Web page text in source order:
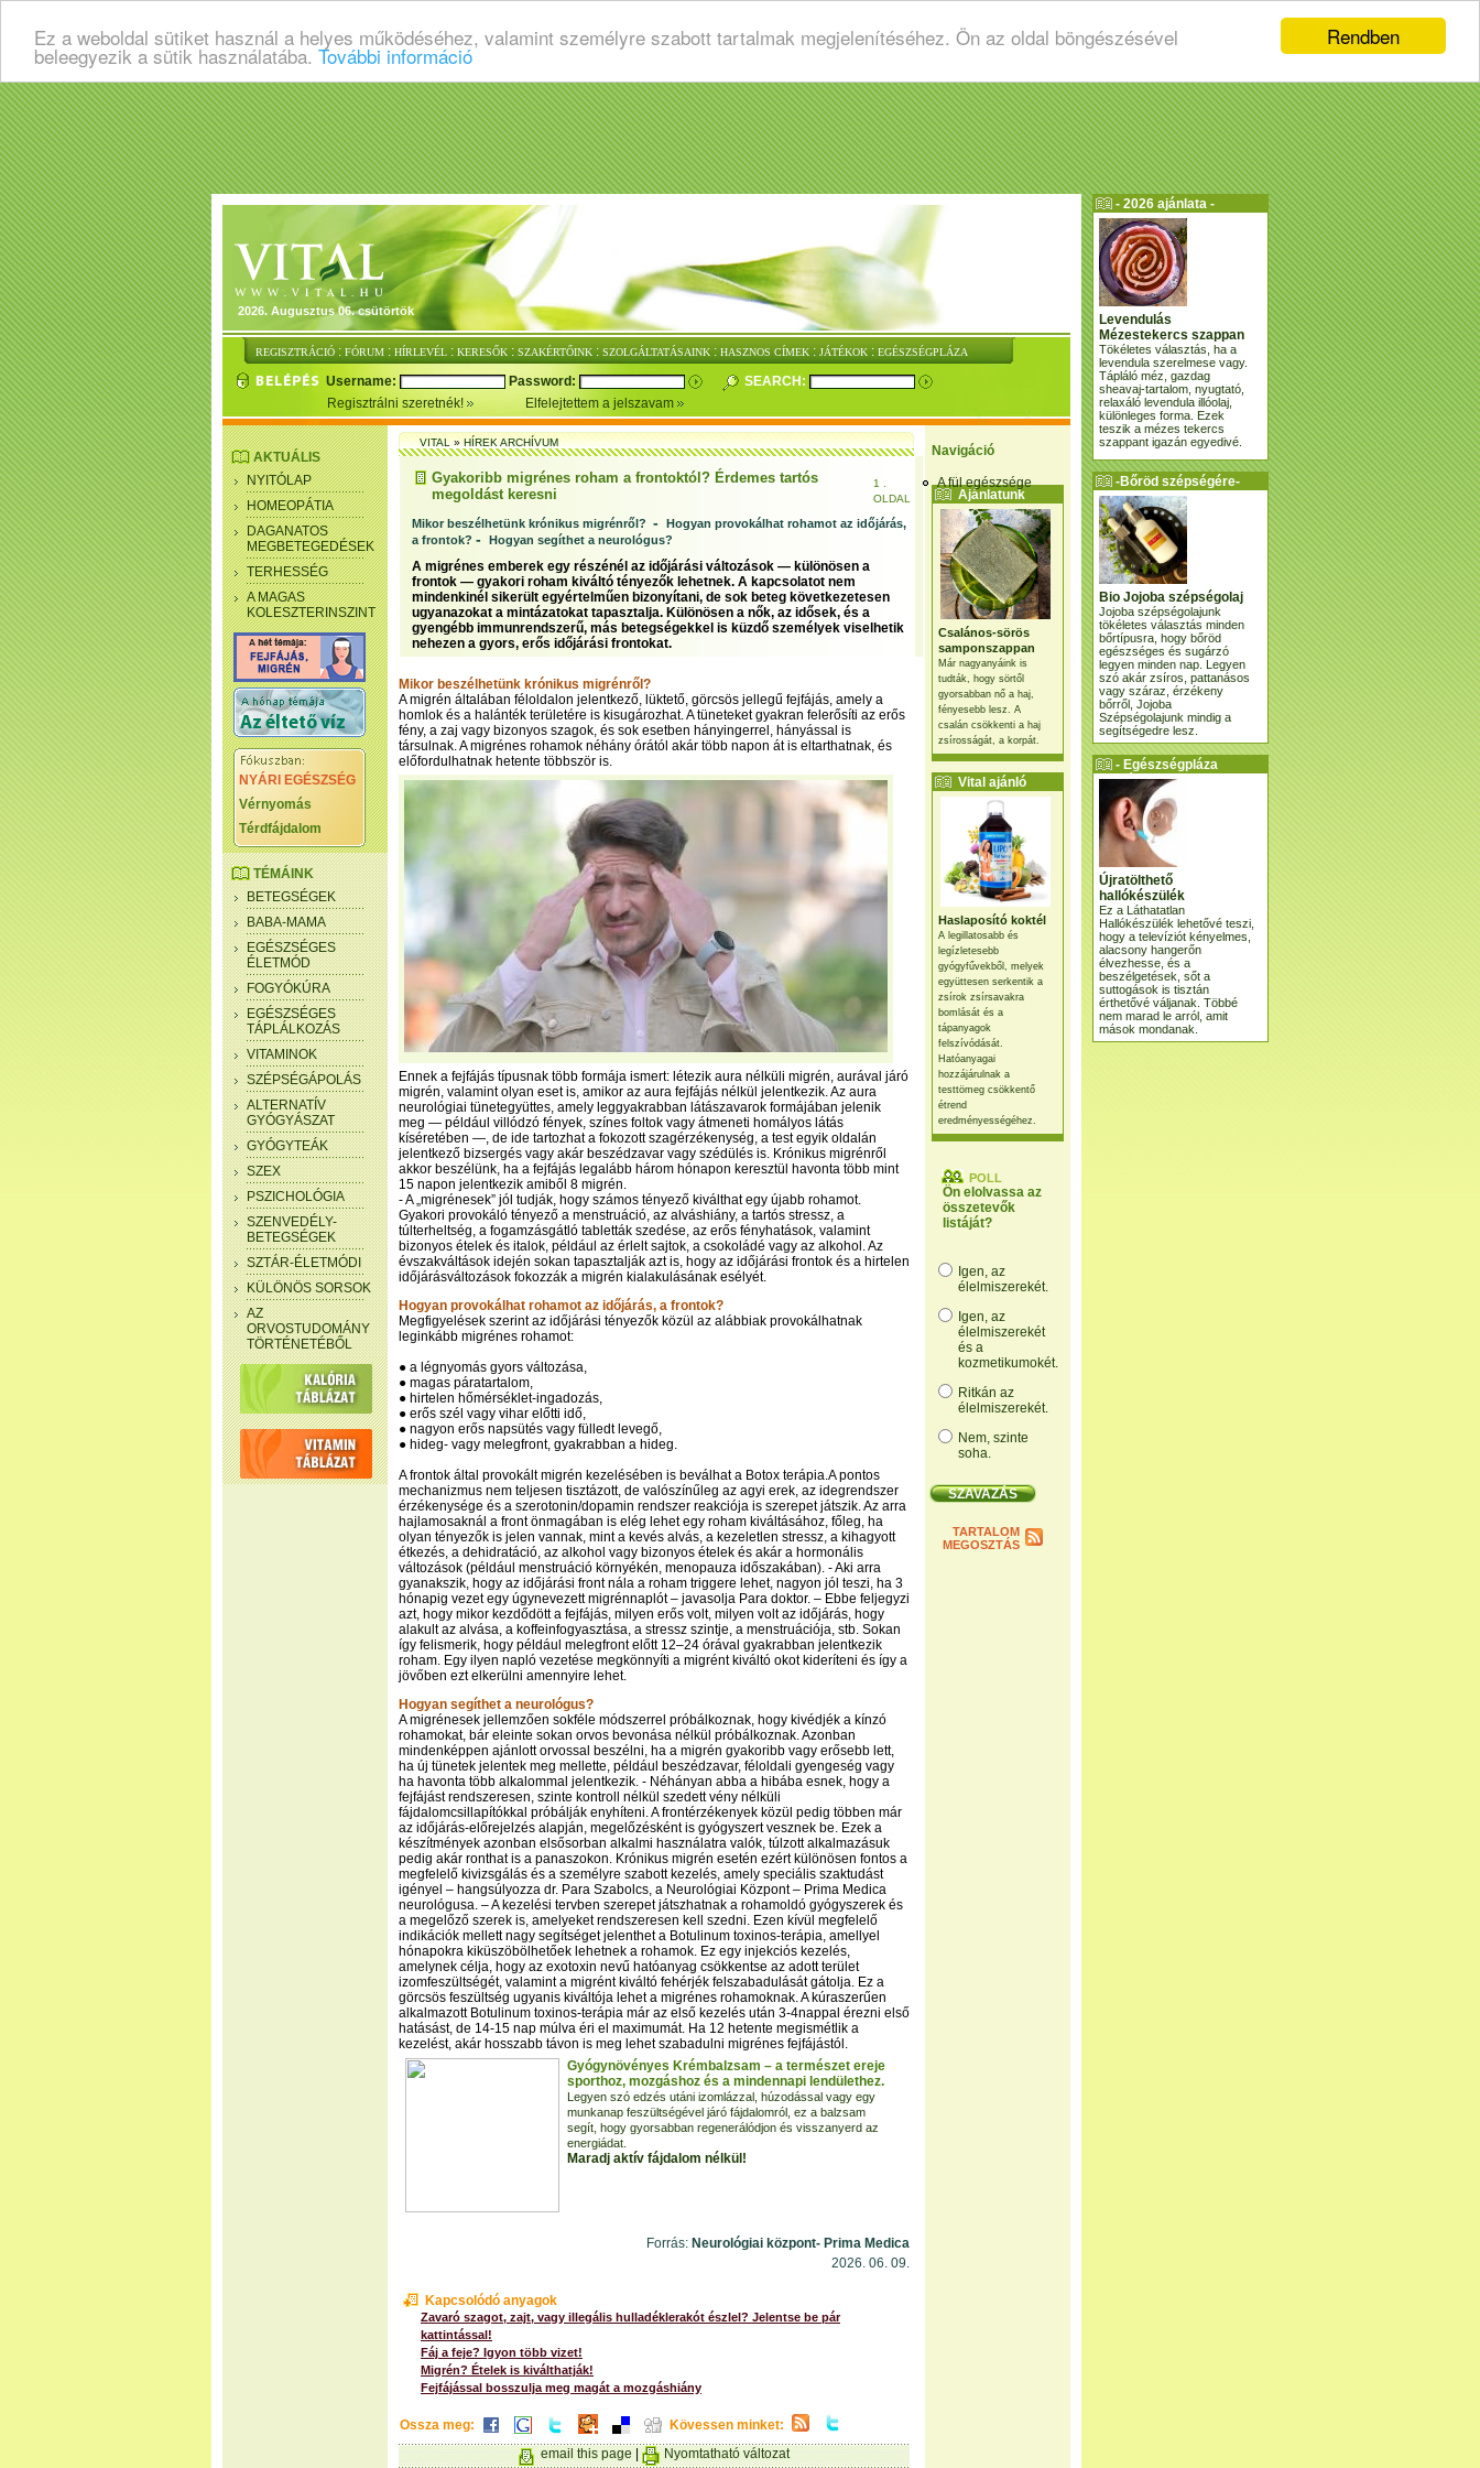
Rendben
Ez a weboldal sütiket használ a helyes működéséhez, valamint személyre szabott tartalmak megjelenítéséhez. Ön az oldal böngészésével
beleegyezik a sütik használatába. További információ
2026. Augusztus 06. csütörtök
REGISZTRÁCIÓ : FÓRUM : HÍRLEVÉL : KERESŐK : SZAKÉRTŐINK : SZOLGÁLTATÁSAINK : HASZNOS CÍMEK : JÁTÉKOK : EGÉSZSÉGPLÁZA
Username: Password:
SEARCH:
Regisztrálni szeretnék!
Elfelejtettem a jelszavam
Navigáció
A fül egészsége
Ajánlatunk
Csalános-sörös
samponszappan
Már nagyanyáink is
tudták, hogy sörtől
gyorsabban nő a haj,
fényesebb lesz. A
csalán csökkenti a haj
zsírosságát, a korpát.
Vital ajánló
Haslaposító koktél
A legillatosabb és
legízletesebb
gyógyfűvekből, melyek
együttesen serkentik a
zsírok zsírsavakra
bomlását és a
tápanyagok
felszívódását.
Hatóanyagai
hozzájárulnak a
testtömeg csökkentő
étrend
eredményességéhez.
POLL
Ön elolvassa az
összetevők
listáját?
Igen, az
élelmiszerekét.
Igen, az
élelmiszerekét
és a
kozmetikumokét.
Ritkán az
élelmiszerekét.
Nem, szinte
soha.
TARTALOM
MEGOSZTÁS
AKTUÁLIS
NYITÓLAP
HOMEOPÁTIA
DAGANATOS
MEGBETEGEDÉSEK
TERHESSÉG
A MAGAS
KOLESZTERINSZINT
NYÁRI EGÉSZSÉG
Vérnyomás
Térdfájdalom
TÉMÁINK
BETEGSÉGEK
BABA-MAMA
EGÉSZSÉGES
ÉLETMÓD
FOGYÓKÚRA
EGÉSZSÉGES
TÁPLÁLKOZÁS
VITAMINOK
SZÉPSÉGÁPOLÁS
ALTERNATÍV
GYÓGYÁSZAT
GYÓGYTEÁK
SZEX
PSZICHOLÓGIA
SZENVEDÉLY-
BETEGSÉGEK
SZTÁR-ÉLETMÓDI
KÜLÖNÖS SORSOK
AZ
ORVOSTUDOMÁNY
TÖRTÉNETÉBŐL
VITAL»HÍREK ARCHÍVUM
Gyakoribb migrénes roham a frontoktól? Érdemes tartós
megoldást keresni
1 .
OLDAL
Mikor beszélhetünk krónikus migrénről? - Hogyan provokálhat rohamot az időjárás,
a frontok? - Hogyan segíthet a neurológus?
A migrénes emberek egy részénél az időjárási változások — különösen a
frontok — gyakori roham kiváltó tényezők lehetnek. A kapcsolatot nem
mindenkinél sikerült egyértelműen bizonyítani, de sok beteg következetesen
ugyanazokat a mintázatokat tapasztalja. Különösen a nők, az idősek, és a
gyengébb immunrendszerű, más betegségekkel is küzdő személyek viselhetik
nehezen a gyors, erős időjárási frontokat.
Mikor beszélhetünk krónikus migrénről?
A migrén általában féloldalon jelentkező, lüktető, görcsös jellegű fejfájás, amely a
homlok és a halánték területére is kisugározhat. A tüneteket gyakran felerősíti az erős
fény, a zaj vagy bizonyos szagok, és sok esetben hányingerrel, hányással is
társulnak. A migrénes rohamok néhány órától akár több napon át is eltarthatnak, és
előfordulhatnak hetente többször is.
Ennek a fejfájás típusnak több formája ismert: létezik aura nélküli migrén, aurával járó
migrén, valamint olyan eset is, amikor az aura fejfájás nélkül jelentkezik. Az aura
neurológiai tünetegyüttes, amely leggyakrabban látászavarok formájában jelenik
meg — például villódzó fények, színes foltok vagy átmeneti homályos látás
kíséretében —, de ide tartozhat a fokozott szagérzékenység, a test egyik oldalán
jelentkező bizsergés vagy akár beszédzavar vagy szédülés is. Krónikus migrénről
akkor beszélünk, ha a fejfájás legalább három hónapon keresztül havonta több mint
15 napon jelentkezik amiből 8 migrén.
- A „migrénesek” jól tudják, hogy számos tényező kiválthat egy újabb rohamot.
Gyakori provokáló tényező a menstruáció, az alváshiány, a tartós stressz, a
túlterheltség, a fogamzásgátló tabletták szedése, az erős fényhatások, valamint
bizonyos ételek és italok, például az érlelt sajtok, a csokoládé vagy az alkohol. Az
évszakváltások idején sokan tapasztalják azt is, hogy az időjárási frontok és a hirtelen
időjárásváltozások fokozzák a migrén kialakulásának esélyét.
Hogyan provokálhat rohamot az időjárás, a frontok?
Megfigyelések szerint az időjárási tényezők közül az alábbiak provokálhatnak
leginkább migrénes rohamot:
● a légnyomás gyors változása,
● magas páratartalom,
● hirtelen hőmérséklet-ingadozás,
● erős szél vagy vihar előtti idő,
● nagyon erős napsütés vagy fülledt levegő,
● hideg- vagy melegfront, gyakrabban a hideg.
A frontok által provokált migrén kezelésében is beválhat a Botox terápia.A pontos
mechanizmus nem teljesen tisztázott, de valószínűleg az agyi erek, az idegrendszer
érzékenysége és a szerotonin/dopamin rendszer reakciója is szerepet játszik. Az arra
hajlamosaknál a front önmagában is elég lehet egy roham kiváltásához, főleg, ha
olyan tényezők is jelen vannak, mint a kevés alvás, a kezeletlen stressz, a kihagyott
étkezés, a dehidratáció, az alkohol vagy bizonyos ételek és akár a hormonális
változások (például menstruáció környékén, menopauza időszakában). - Aki arra
gyanakszik, hogy az időjárási front nála a roham triggere lehet, nagyon jól teszi, ha 3
hónapig vezet egy úgynevezett migrénnaplót – javasolja Para doktor. – Ebbe feljegyzi
azt, hogy mikor kezdődött a fejfájás, milyen erős volt, milyen volt az időjárás, hogy
alakult az alvása, a koffeinfogyasztása, a stressz szintje, a menstruációja, stb. Sokan
így felismerik, hogy például melegfront előtt 12–24 órával gyakrabban jelentkezik
roham. Egy ilyen napló vezetése megkönnyíti a migrént kiváltó okot kideríteni és így a
jövőben ezt elkerülni amennyire lehet.
Hogyan segíthet a neurológus?
A migrénesek jellemzően sokféle módszerrel próbálkoznak, hogy kivédjék a kínzó
rohamokat, bár eleinte sokan orvos bevonása nélkül próbálkoznak. Azonban
mindenképpen ajánlott orvossal beszélni, ha a migrén gyakoribb vagy erősebb lett,
ha új tünetek jelentek meg mellette, például beszédzavar, féloldali gyengeség vagy
ha havonta több alkalommal jelentkezik. - Néhányan abba a hibába esnek, hogy a
fejfájást rendszeresen, szinte kontroll nélkül szedett vény nélküli
fájdalomcsillapítókkal próbálják enyhíteni. A frontérzékenyek közül pedig többen már
az időjárás-előrejelzés alapján, megelőzésként is gyógyszert vesznek be. Ezek a
készítmények azonban elsősorban alkalmi használatra valók, túlzott alkalmazásuk
pedig akár ronthat is a panaszokon. Krónikus migrén esetén ezért különösen fontos a
megfelelő kivizsgálás és a személyre szabott kezelés, amely speciális szaktudást
igényel – hangsúlyozza dr. Para Szabolcs, a Neurológiai Központ – Prima Medica
neurológusa. – A kezelési tervben szerepet játszhatnak a rohamoldó gyógyszerek és
a megelőző szerek is, amelyeket rendszeresen kell szedni. Ezen kívül megfelelő
indikációk mellett nagy segítséget jelenthet a Botulinum toxinos-terápia, amellyel
hónapokra kiküszöbölhetőek lehetnek a rohamok. Ez egy injekciós kezelés,
amelynek célja, hogy az exotoxin nevű hatóanyag csökkentse az adott terület
izomfeszültségét, valamint a migrént kiváltó fehérjék felszabadulását gátolja. Ez a
görcsös feszültség ugyanis kiváltója lehet a migrénes rohamoknak. A kúraszerűen
alkalmazott Botulinum toxinos-terápia már az első kezelés után 3-4nappal érezni első
hatásást, de 14-15 nap múlva éri el maximumát. Ha 12 hetente megismétlik a
kezelést, akár hosszabb távon is meg lehet szabadulni migrénes fejfájástól.
Gyógynövényes Krémbalzsam – a természet ereje
sporthoz, mozgáshoz és a mindennapi lendülethez.
Legyen szó edzés utáni izomlázzal, húzodással vagy egy
munkanap feszültségével járó fájdalomról, ez a balzsam
segít, hogy gyorsabban regenerálódjon és visszanyerd az
energiádat.
Maradj aktív fájdalom nélkül!
Forrás: Neurológiai központ- Prima Medica
2026. 06. 09.
Kapcsolódó anyagok
Zavaró szagot, zajt, vagy illegális hulladéklerakót észlel? Jelentse be pár
kattintással!
Fáj a feje? Igyon több vizet!
Migrén? Ételek is kiválthatják!
Fejfájással bosszulja meg magát a mozgáshiány
Ossza meg:
Kövessen minket:
email this page
Nyomtatható változat
- 2026 ajánlata -
Levendulás
Mézestekercs szappan
Tökéletes választás, ha a
levendula szerelmese vagy.
Tápláló méz, gazdag
sheavaj-tartalom, nyugtató,
relaxáló levendula illóolaj,
különleges forma. Ezek
teszik a mézes tekercs
szappant igazán egyedivé.
-Bőröd szépségére-
Bio Jojoba szépségolaj
Jojoba szépségolajunk
tökéletes választás minden
bőrtípusra, hogy bőröd
egészséges és sugárzó
legyen minden nap. Legyen
szó akár zsíros, pattanásos
vagy száraz, érzékeny
bőrről, Jojoba
Szépségolajunk mindig a
segítségedre lesz.
- Egészségpláza
ajánlatunk -
Újratölthető
hallókészülék
Ez a Láthatatlan
Hallókészülék lehetővé teszi,
hogy a televíziót kényelmes,
alacsony hangerőn
élvezhesse, és a
beszélgetések, sőt a
suttogások is tisztán
érthetővé váljanak. Többé
nem marad le arról, amit
mások mondanak.